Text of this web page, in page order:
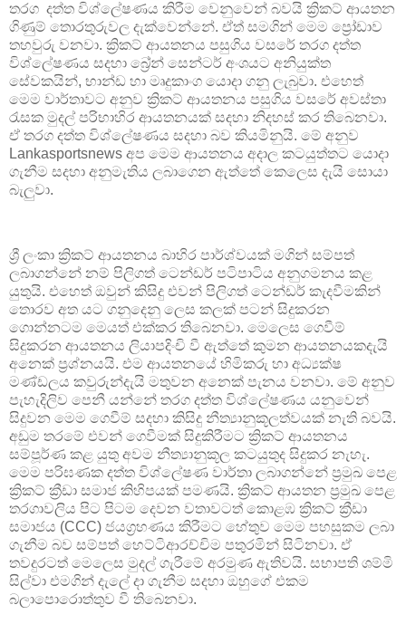
තරග දත්ත විශ්ලේෂණය කිරීම වෙනුවෙන් බවයි ක්‍රිකට් ආයතන
ගිණුම් තොරතුරුවල දැක්වෙන්නේ. ඒත් සමගින් මෙම ප්‍රෝඩාව
තහවුරු වනවා. ක්‍රිකට් ආයතනය පසුගිය වසරේ තරග දත්ත
විශ්ලේෂණය සදහා බ්‍රේන් සෙන්ටර් අංශයට අනියුක්ත
සේවකයින්, භාන්ඩ හා මෘදුකාංග යොදා ගනු ලැබුවා. එහෙත්
මෙම වාර්තාවට අනුව ක්‍රිකට් ආයතනය පසුගිය වසරේ අවස්තා
රැසක මුදල් පරිභාහිර ආයතනයක් සදහා නිදහස් කර තිබෙනවා.
ඒ තරග දත්ත විශ්ලේෂණය සදහා බව කියමිනුයි. මේ අනුව
Lankasportsnews අප මෙම ආයතනය අදාල කටයුත්තට යොදා
ගැනීම සදහා අනුමැතිය ලබාගෙන ඇත්තේ කෙලෙස දැයි සොයා
බැලුවා.
ශ්‍රී ලංකා ක්‍රිකට් ආයතනය බාහිර පාර්ශ්වයක් මගින් සම්පත්
ලබාගන්නේ නම් පිලිගත් ටෙන්ඩර් පටිපාටිය අනුගමනය කළ
යුතුයි. එහෙත් ඔවුන් කිසිදු එවන් පිලිගත් ටෙන්ඩර් කැදවීමකින්
තොරව අත යට ගනුදෙනු ලෙස කලක් පටන් සිදුකරන
ගොන්නටම මෙයත් එක්කර තිබෙනවා. මෙලෙස ගෙවීම්
සිදුකරන ආයතනය ලියාපදිංචි වී ඇත්තේ කුමන ආයතනයකදැයි
අනෙක් ප්‍රශ්නයයි. එම ආයතනයේ හිමිකරු හා අධ්‍යක්ෂ
මණ්ඩලය කවුරුන්දැයි මතුවන අනෙක් පැනය වනවා. මේ අනුව
පැහැදිලිව පෙනී යන්නේ තරග දත්ත විශ්ලේෂණය යනුවෙන්
සිදුවන මෙම ගෙවීම් සදහා කිසිදු නීත්‍යානුකූලත්වයක් නැති බවයි.
අඩුම තරමේ එවන් ගෙවීමක් සිදුකිරීමට ක්‍රිකට් ආයතනය
සම්පූර්ණ කළ යුතු අවම නීත්‍යානුකූල කටයුතුද සිදුකර නැහැ.
මෙම පරිඝණක දත්ත විශ්ලේෂණ වාර්තා ලබාගන්නේ ප්‍රමුඛ පෙළ
ක්‍රිකට් ක්‍රීඩා සමාජ කිහිපයක් පමණයි. ක්‍රිකට් ආයතන ප්‍රමුඛ පෙළ
තරගාවලිය පිට පිටම දෙවන වතාවටත් කොළඹ ක්‍රිකට් ක්‍රීඩා
සමාජය (CCC) ජයග්‍රහණය කිරීමට හේතුව මෙම පහසුකම ලබා
ගැනීම බව සම්පත් හෙට්ටිආරච්චිම පතුරමින් සිටිනවා. ඒ
තවදුරටත් මෙලෙස මුදල් ගැරීමේ අරමුණ ඇතිවයි. සභාපති ශම්මි
සිල්වා එමගින් දැලේ දා ගැනීම සදහා ඔහුගේ එකම
බලාපොරොත්තුව වී තිබෙනවා.